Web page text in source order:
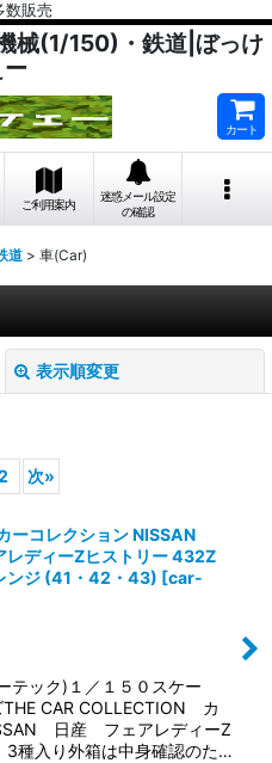
数販売
械(1/150)・鉄道|ぼっけ
ー
カート
ご利用案内
迷惑メール設定
の確認
道 > 車(Car)
表示順変更
次»
コレクション NISSAN
レディーZヒストリー 432Z
ンジ (41・42・43) [car-
ック)１／１５０スケー
CAR COLLECTION カ
日産 フェアレディーZ
3種入り外箱は中身確認のた…